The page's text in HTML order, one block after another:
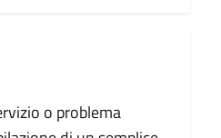
o problema